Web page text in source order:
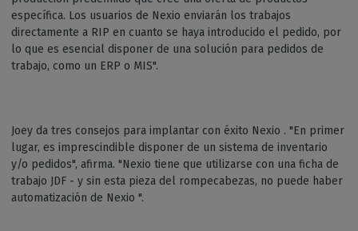
específica. Los usuarios de Nexio enviarán los trabajos
directamente a RIP en cuanto se haya introducido el pedido, por
lo que es esencial disponer de una solución para pedidos de
trabajo, como un ERP o MIS".
Joey da tres consejos para implantar con éxito Nexio . "En primer
lugar, es imprescindible disponer de un sistema de inventario
y/o pedidos", afirma. "Nexio tiene que utilizarse con una ficha de
trabajo JDF - y sin esta pieza del rompecabezas, no puede haber
automatización de Nexio ".